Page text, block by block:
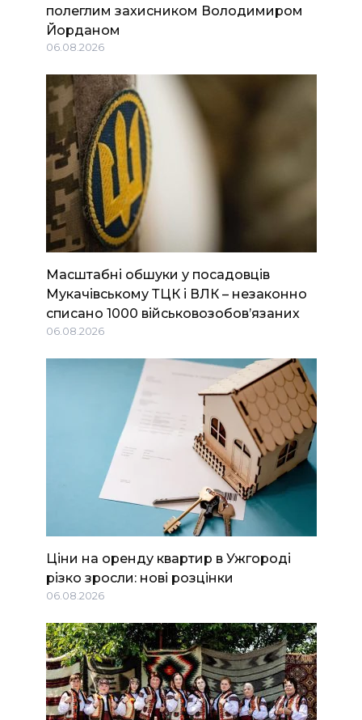
полеглим захисником Володимиром
Йорданом
06.08.2026
Масштабні обшуки у посадовців
Мукачівському ТЦК і ВЛК – незаконно
списано 1000 військовозобов’язаних
06.08.2026
Ціни на оренду квартир в Ужгороді
різко зросли: нові розцінки
06.08.2026